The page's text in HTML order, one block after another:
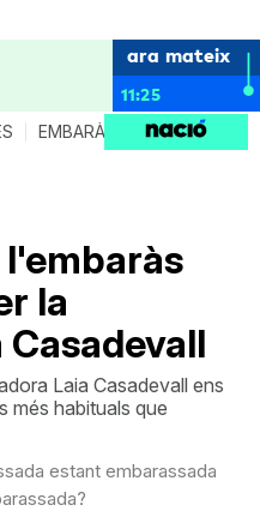
ara mateix
11:25
EMBARÀS CRIANÇA
la
Laia Casadevall ens
més habituals que
estant embarassada